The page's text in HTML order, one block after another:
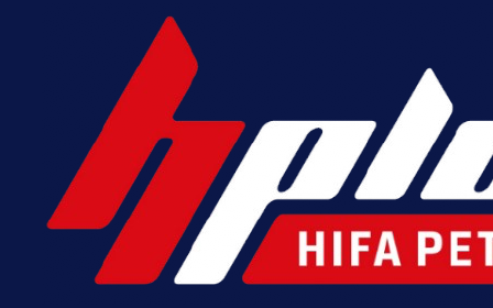
krenuo pobjedom: Plavi slavili na
Grbavici!
10 h 6 min